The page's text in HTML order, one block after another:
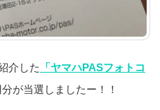
介した
「ヤマハPASフォトコ
が当選しましたー！！